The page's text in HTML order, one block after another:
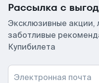
Рассылка с
Эксклюзивные акции,
заботливые
Купибилета
Электронная почта